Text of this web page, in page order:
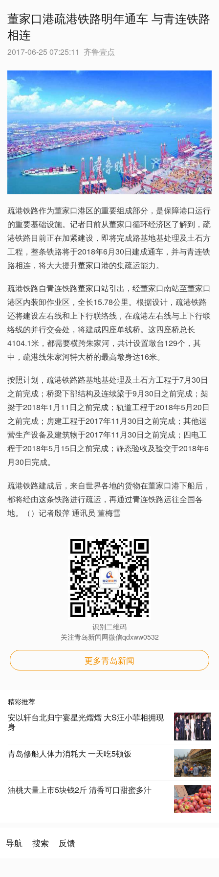
董家口港疏港铁路明年通车 与青连铁路
相连
2017-06-25 07:25:11 齐鲁壹点
疏港铁路作为董家口港区的重要组成部分，是保障港口运行
的重要基础设施。记者日前从董家口循环经济区了解到，疏
港铁路目前正在加紧建设，即将完成路基地基处理及土石方
工程，整条铁路将于2018年6月30日建成通车，并与青连铁
路相连，将大大提升董家口港的集疏运能力。
疏港铁路自青连铁路董家口站引出，经董家口南站至董家口
港区内装卸作业区，全长15.78公里。根据设计，疏港铁路
还将建设左右线和上下行联络线，在疏港左右线与上下行联
络线的并行交会处，将建成四座单线桥。这四座桥总长
4104.1米，都需要横跨朱家河，共计设置墩台129个，其
中，疏港线朱家河特大桥的最高墩身达16米。
按照计划，疏港铁路路基地基处理及土石方工程于7月30日
之前完成；桥梁下部结构及连续梁于9月30日之前完成；架
梁于2018年1月11日之前完成；轨道工程于2018年5月20日
之前完成；房建工程于2017年11月30日之前完成；其他运
营生产设备及建筑物于2017年11月30日之前完成；四电工
程于2018年5月15日之前完成；静态验收及验交于2018年6
月30日完成。
疏港铁路建成后，来自世界各地的货物在董家口港下船后，
都将经由这条铁路进行疏运，再通过青连铁路运往全国各
地。（）记者殷萍 通讯员 董梅雪
识别二维码
关注青岛新闻网微信qdxww0532
更多青岛新闻
精彩推荐
安以轩台北归宁宴星光熠熠 大S汪小菲相拥现
身
青岛修船人体力消耗大 一天吃5顿饭
油桃大量上市5块钱2斤 清香可口甜蜜多汁
导航 搜索 反馈